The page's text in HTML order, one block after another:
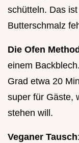
schütteln. Das
Butterschmalz
Die Ofen
einem
Grad etwa 20
super für Gäste,
stehen will.
Veganer Tausch